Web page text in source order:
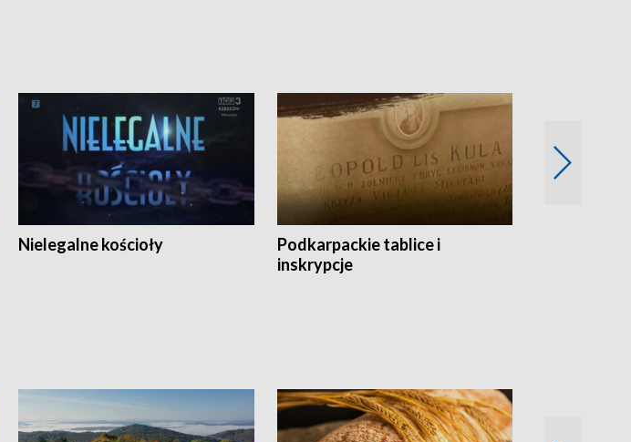
Nielegalne kościoły
Podkarpackie tablice i
inskrypcje